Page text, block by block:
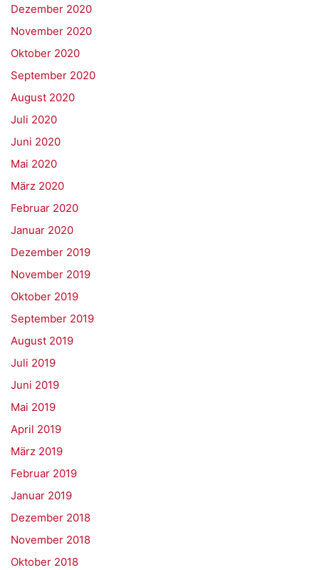
Dezember 2020
November 2020
Oktober 2020
September 2020
August 2020
Juli 2020
Juni 2020
Mai 2020
März 2020
Februar 2020
Januar 2020
Dezember 2019
November 2019
Oktober 2019
September 2019
August 2019
Juli 2019
Juni 2019
Mai 2019
April 2019
März 2019
Februar 2019
Januar 2019
Dezember 2018
November 2018
Oktober 2018